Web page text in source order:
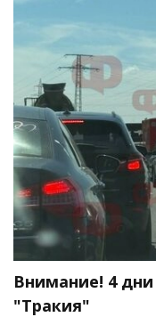
Внимание! 4
"Тракия"